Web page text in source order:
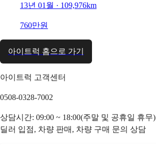
13년 01월 · 109,976km
760만원
아이트럭 홈으로 가기
아이트럭 고객센터
0508-0328-7002
상담시간: 09:00 ~ 18:00(주말 및 공휴일 휴무)
딜러 입점, 차량 판매, 차량 구매 문의 상담